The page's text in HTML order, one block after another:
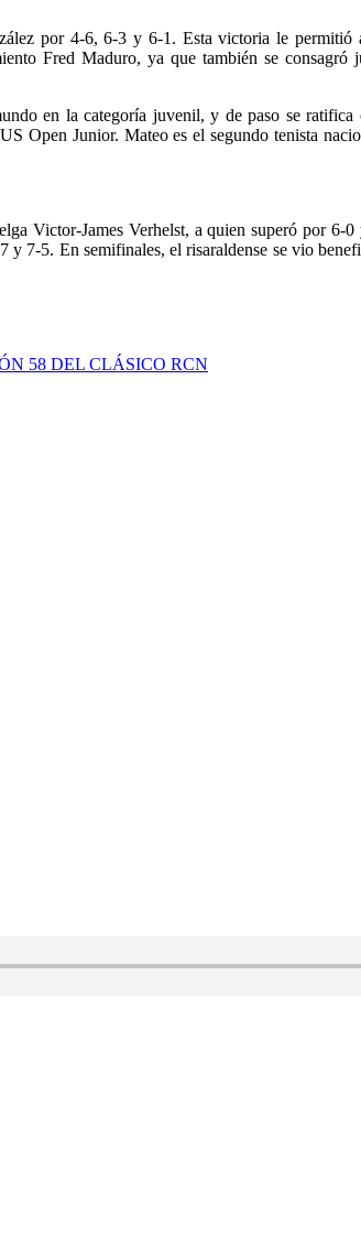
por 4-6, 6-3 y 6-1. Esta victoria le permitió
Fred Maduro, ya que también se
en la categoría juvenil, y de paso se ratifica
Open Junior. Mateo es el segundo tenista
Victor-James Verhelst, a quien superó por 6-0
7-5. En semifinales, el risaraldense se vio
58 DEL CLÁSICO RCN